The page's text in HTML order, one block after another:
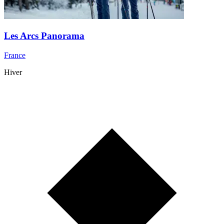
Les Arcs Panorama
France
Hiver